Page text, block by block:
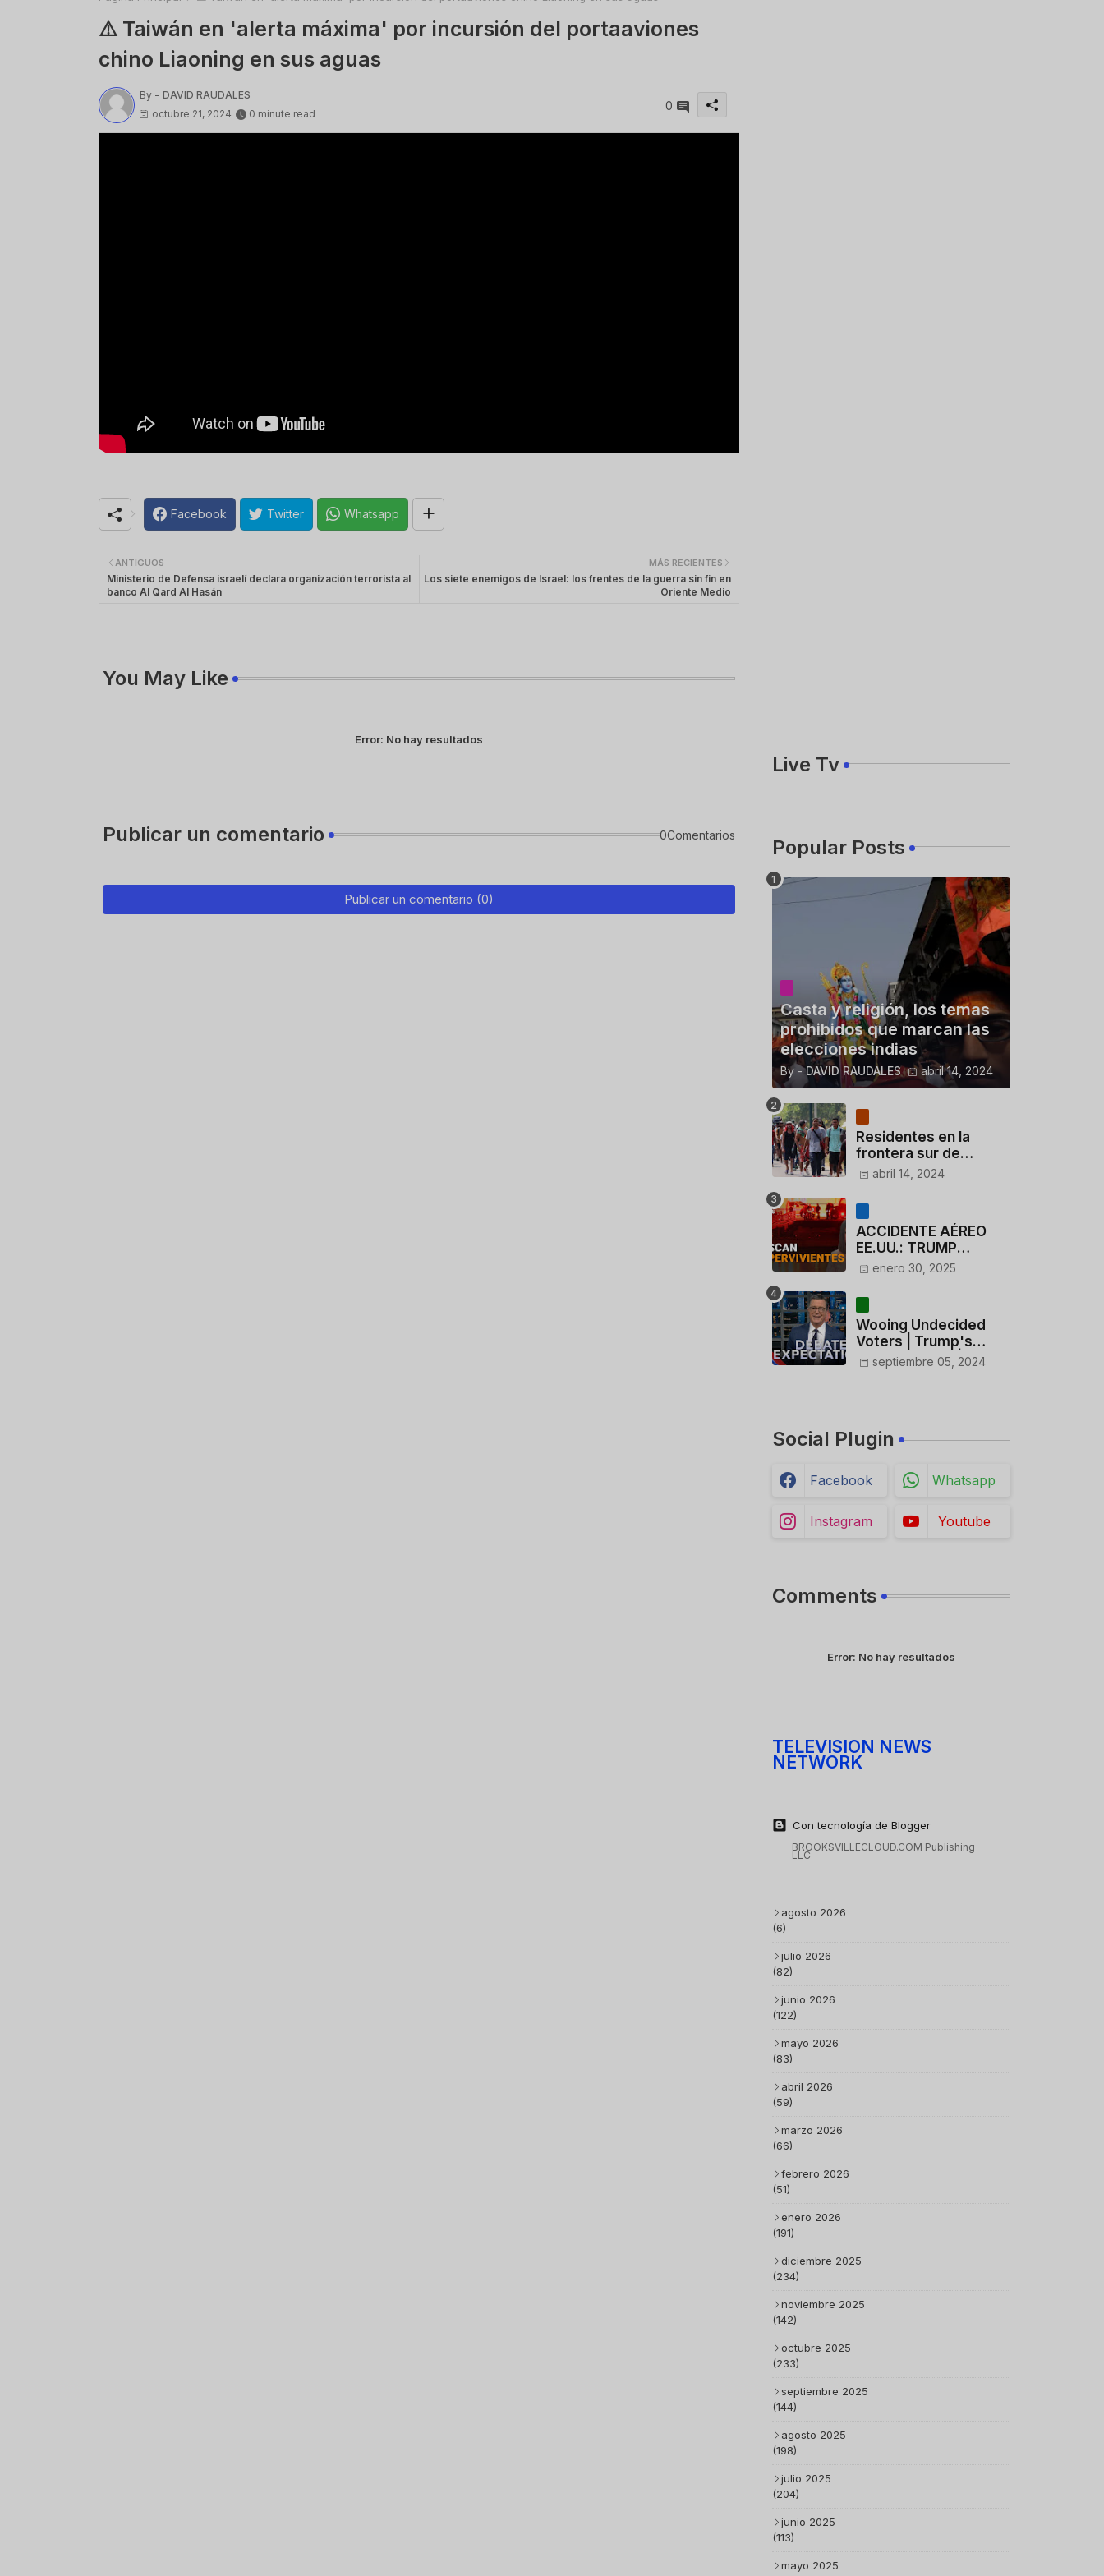
⚠️ Taiwán en 'alerta máxima' por incursión del portaaviones
chino Liaoning en sus aguas
By - DAVID RAUDALES
octubre 21, 2024
0 minute read
0
Facebook Twitter Whatsapp
MÁS RECIENTES
Los siete enemigos de Israel: los frentes de la guerra sin fin en
Oriente Medio
ANTIGUOS
Ministerio de Defensa israelí declara organización terrorista al
banco Al Qard Al Hasán
You May Like
Error: No hay resultados
Publicar un comentario 0Comentarios
Publicar un comentario (0)
Live Tv
Popular Posts
Casta y religión, los temas
prohibidos que marcan las
elecciones indias
By - DAVID RAUDALES abril 14, 2024
Residentes en la
frontera sur de
México critican a
dólares a migrantes
deportados
abril 14, 2024
ACCIDENTE AÉREO
EE.UU.: TRUMP
CUESTIONA LA
ACTUACIÓN DE LOS
CONTROLADORES y
PILOTO del
HELICÓPTERO
enero 30, 2025
Wooing Undecided
Voters | Trump's
Marijuana Plan | 1990s
septiembre 05, 2024
Social Plugin
Facebook Whatsapp
Instagram Youtube
Comments
Error: No hay resultados
TELEVISION NEWS
NETWORK
Con tecnología de Blogger
BROOKSVILLECLOUD.COM Publishing
LLC
agosto 2026
(6)
julio 2026
(82)
junio 2026
(122)
mayo 2026
(83)
abril 2026
(59)
marzo 2026
(66)
febrero 2026
(51)
enero 2026
(191)
diciembre 2025
(234)
noviembre 2025
(142)
octubre 2025
(233)
septiembre 2025
(144)
agosto 2025
(198)
julio 2025
(204)
junio 2025
(113)
mayo 2025